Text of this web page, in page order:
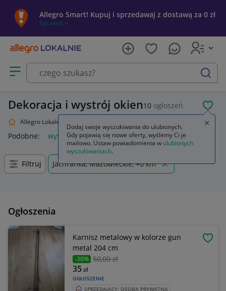
Allegro Smart! Kupuj i sprzedawaj z dostawą za 0 zł
Sprawdź »
Otwórz menu z kategoriami
szukaj
Dekoracja i wystrój okien10 ogłoszeń
Allegro Lokalnie
Podobne: wystrój okien lart wystrój okien
Filtruj Jachranka, Mazowieckie, +0 km
Ogłoszenia
Karnisz metalowy w kolorze gun
metal 204 cm
-30% 50,00 zł
OGŁOSZENIE
35zł
SPRZEDAJĄCY: OSOBA PRYWATNA
Dodaj swoje wyszukiwania do ulubionych.
Gdy pojawią się nowe oferty, wyślemy Ci je
mailowo. Ustaw powiadomienia w ulubionych
wyszukiwaniach.